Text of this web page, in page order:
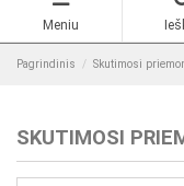
Meniu
Pagrindinis Skutimosi
SKUTIMOSI